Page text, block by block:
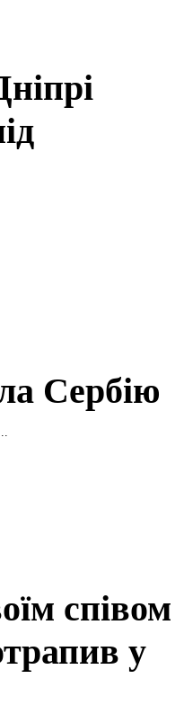
Сербію
співом
у